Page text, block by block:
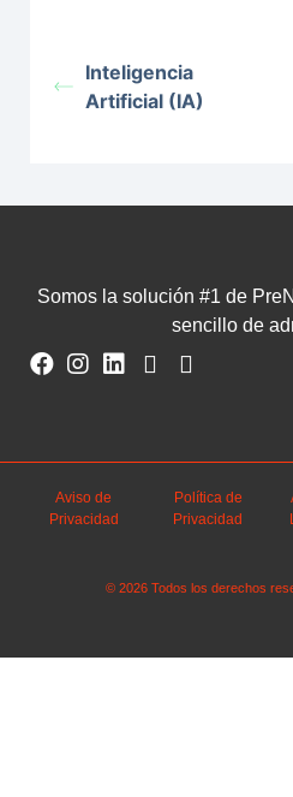
Inteligencia
Artificial (IA)
Somos la solución #1 de
sencillo de
Aviso de
Privacidad
Política de
Privacidad
© 2026 Todos los derechos